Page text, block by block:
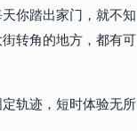
你踏出家门，就不知
转角的地方，都有可
轨迹，短时体验无所